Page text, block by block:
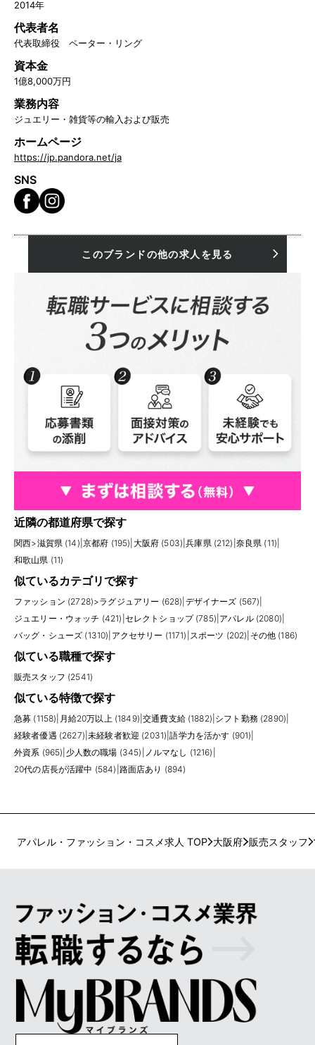
2014年
代表者名
代表取締役 ペーター・リング
資本金
1億8,000万円
業務内容
ジュエリー・雑貨等の輸入および販売
ホームページ
https://jp.pandora.net/ja
SNS
このブランドの他の求人を見る
近隣の都道府県で探す
関西>滋賀県 (14) 京都府 (195) 大阪府 (503) |兵庫県 (212) 奈良県 (11)
和歌山県 (11)
似ているカテゴリで探す
ファッション (2728)>ラグジュアリー (628) デザイナーズ (567)
ジュエリー・ウォッチ (421) セレクトショップ (785) アパレル (2080)
バッグ・シューズ (1310) アクセサリー (1171) スポーツ (202) その他 (186)
似ている職種で探す
販売スタッフ (2541)
似ている特徴で探す
急募 (1158) 月給20万以上 (1849) |交通費支給 (1882) シフト勤務 (2890)
経験者優遇 (2627) |未経験者歓迎 (2031) |語学力を活かす (901)
外資系 (965) 少人数の職場 (345) ノルマなし (1216)
20代の店長が活躍中 (584) 路面店あり (894)
アパレル・ファッション・コスメ求人 TOP 大阪府 販売スタッフ